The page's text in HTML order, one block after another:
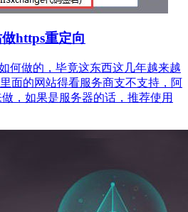
https重定向
何做的，毕竟这东西这几年越来越
面的网站得看服务商支不支持，阿
，如果是服务器的话，推荐使用